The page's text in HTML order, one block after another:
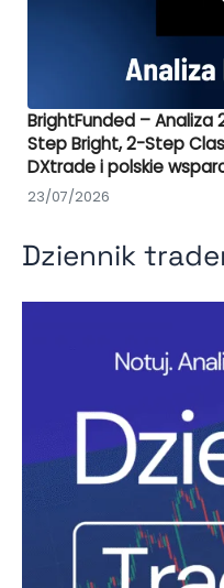
BrightFunded – Analiza
Step Bright, 2-Step
DXtrade i polskie
23/07/2026
Dziennik